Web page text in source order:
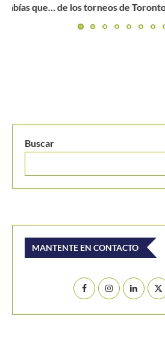
Así será el itinerario de
Buscar
MANTENTE EN CONTACTO